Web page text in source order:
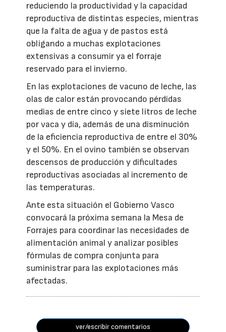
reduciendo la productividad y la capacidad
reproductiva de distintas especies, mientras
que la falta de agua y de pastos está
obligando a muchas explotaciones
extensivas a consumir ya el forraje
reservado para el invierno.
En las explotaciones de vacuno de leche, las
olas de calor están provocando pérdidas
medias de entre cinco y siete litros de leche
por vaca y día, además de una disminución
de la eficiencia reproductiva de entre el 30%
y el 50%. En el ovino también se observan
descensos de producción y dificultades
reproductivas asociadas al incremento de
las temperaturas.
Ante esta situación el Gobierno Vasco
convocará la próxima semana la Mesa de
Forrajes para coordinar las necesidades de
alimentación animal y analizar posibles
fórmulas de compra conjunta para
suministrar para las explotaciones más
afectadas.
ver/escribir comentarios